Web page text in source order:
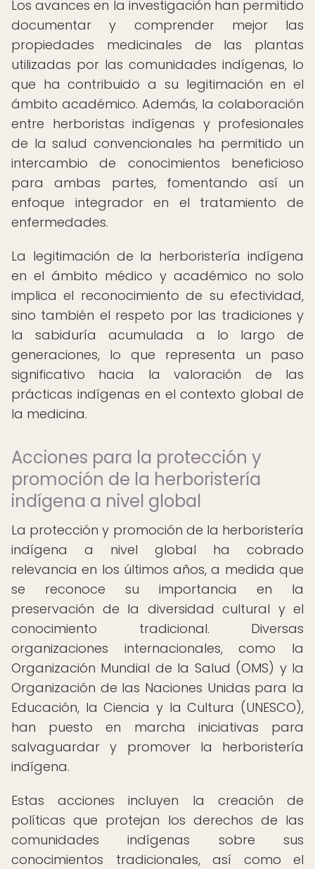
Los avances en la investigación han permitido
documentar y comprender mejor las
propiedades medicinales de las plantas
utilizadas por las comunidades indígenas, lo
que ha contribuido a su legitimación en el
ámbito académico. Además, la colaboración
entre herboristas indígenas y profesionales
de la salud convencionales ha permitido un
intercambio de conocimientos beneficioso
para ambas partes, fomentando así un
enfoque integrador en el tratamiento de
enfermedades.
La legitimación de la herboristería indígena
en el ámbito médico y académico no solo
implica el reconocimiento de su efectividad,
sino también el respeto por las tradiciones y
la sabiduría acumulada a lo largo de
generaciones, lo que representa un paso
significativo hacia la valoración de las
prácticas indígenas en el contexto global de
la medicina.
Acciones para la protección y
promoción de la herboristería
indígena a nivel global
La protección y promoción de la herboristería
indígena a nivel global ha cobrado
relevancia en los últimos años, a medida que
se reconoce su importancia en la
preservación de la diversidad cultural y el
conocimiento tradicional. Diversas
organizaciones internacionales, como la
Organización Mundial de la Salud (OMS) y la
Organización de las Naciones Unidas para la
Educación, la Ciencia y la Cultura (UNESCO),
han puesto en marcha iniciativas para
salvaguardar y promover la herboristería
indígena.
Estas acciones incluyen la creación de
políticas que protejan los derechos de las
comunidades indígenas sobre sus
conocimientos tradicionales, así como el